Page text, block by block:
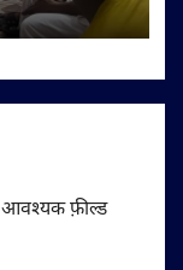
आवश्यक फ़ील्ड